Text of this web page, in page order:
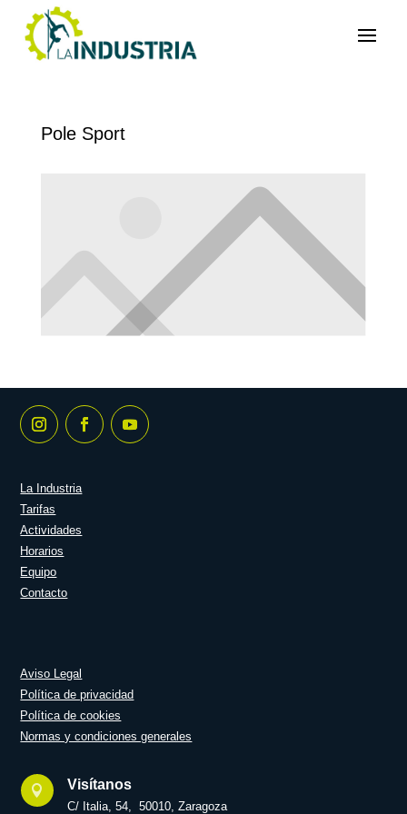
Pole Sport
La Industria
Tarifas
Actividades
Horarios
Equipo
Contacto
Aviso Legal
Política de privacidad
Política de cookies
Normas y condiciones generales
 Visítanos
C/ Italia, 54, 50010, Zaragoza